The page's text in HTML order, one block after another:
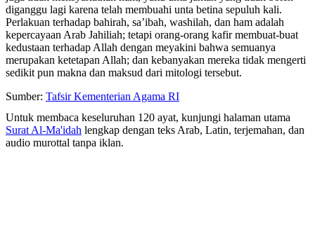
diganggu lagi karena telah membuahi unta betina sepuluh kali.
Perlakuan terhadap bahirah, sa’ibah, washilah, dan ham adalah
kepercayaan Arab Jahiliah; tetapi orang-orang kafir membuat-buat
kedustaan terhadap Allah dengan meyakini bahwa semuanya
merupakan ketetapan Allah; dan kebanyakan mereka tidak mengerti
sedikit pun makna dan maksud dari mitologi tersebut.
Sumber: Tafsir Kementerian Agama RI
Untuk membaca keseluruhan 120 ayat, kunjungi halaman utama
Surat Al-Ma'idah lengkap dengan teks Arab, Latin, terjemahan, dan
audio murottal tanpa iklan.